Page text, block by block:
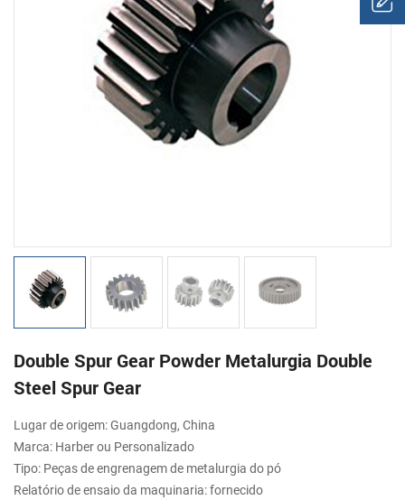
Double Spur Gear Powder Metalurgia Double
Steel Spur Gear
Lugar de origem: Guangdong, China
Marca: Harber ou Personalizado
Tipo: Peças de engrenagem de metalurgia do pó
Relatório de ensaio da maquinaria: fornecido